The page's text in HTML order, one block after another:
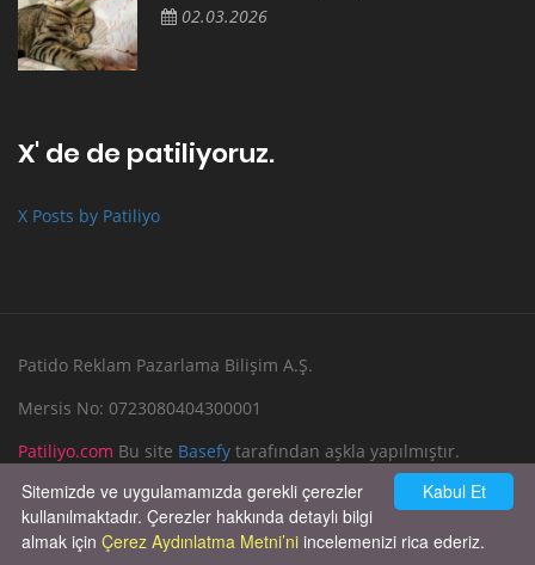
02.03.2026
X' de de patiliyoruz.
X Posts by Patiliyo
Patido Reklam Pazarlama Bilişim A.Ş.
Mersis No: 0723080404300001
Patiliyo.com Bu site Basefy tarafından aşkla yapılmıştır.
Reklam Verin
Bize Yazın
Kabul Et
Sitemizde ve uygulamamızda gerekli çerezler
kullanılmaktadır. Çerezler hakkında detaylı bilgi
almak için Çerez Aydınlatma Metni’ni incelemenizi rica ederiz.